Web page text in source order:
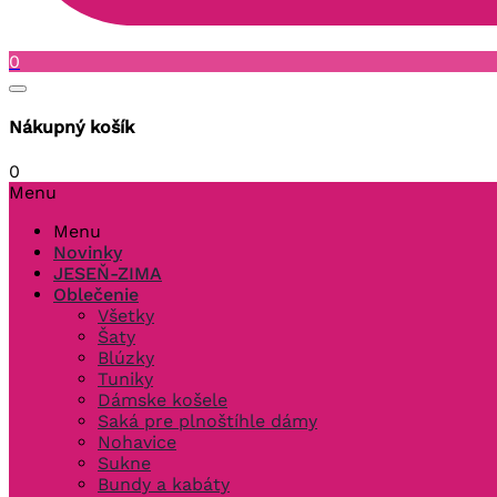
0
Nákupný košík
0
Menu
Menu
Novinky
JESEŇ-ZIMA
Oblečenie
Všetky
Šaty
Blúzky
Tuniky
Dámske košele
Saká pre plnoštíhle dámy
Nohavice
Sukne
Bundy a kabáty